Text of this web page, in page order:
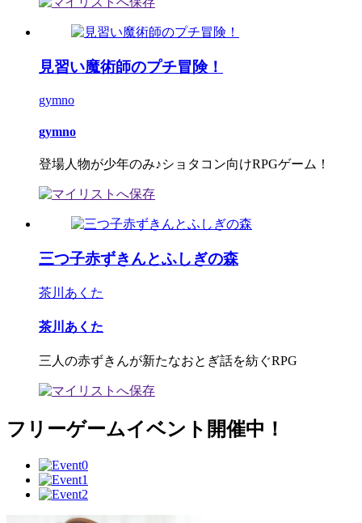
見習い魔術師のプチ冒険！
gymno
gymno
登場人物が少年のみ♪ショタコン向けRPGゲーム！
三つ子赤ずきんとふしぎの森
茶川あくた
茶川あくた
三人の赤ずきんが新たなおとぎ話を紡ぐRPG
フリーゲームイベント開催中！